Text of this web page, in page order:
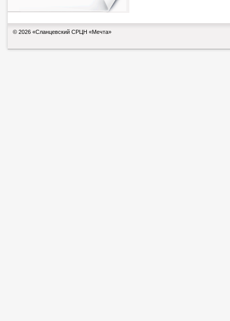
© 2026 «Сланцевский СРЦН «Мечта»